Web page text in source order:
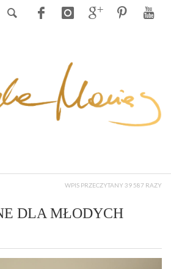
WPIS PRZECZYTANY 39 587 RAZY
DLA MŁODYCH